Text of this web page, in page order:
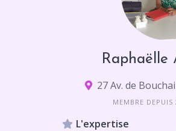
Raphaëlle
27 Av. de
MEMBRE
L'expertise